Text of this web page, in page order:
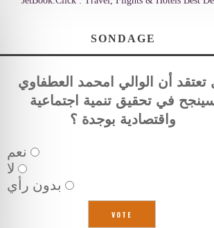
SONDAGE
تعتقد أن الوالي امحمد العطفاوي
في تحقيق تنمية اجتماعية
واقتصادية بوجدة ؟
نعم
لا
بدون رأي